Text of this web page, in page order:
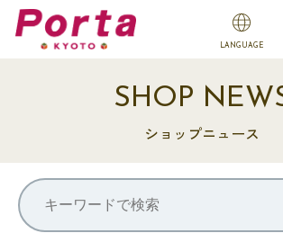
LANGUAGE
SHOP
ショップニュース